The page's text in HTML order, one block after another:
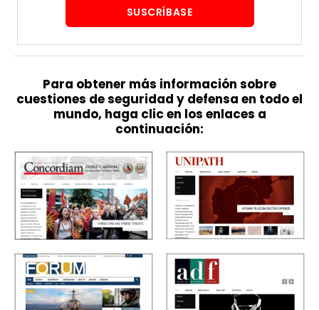
SUSCRÍBASE
Para obtener más información sobre
cuestiones de seguridad y defensa en todo el
mundo, haga clic en los enlaces a
continuación: